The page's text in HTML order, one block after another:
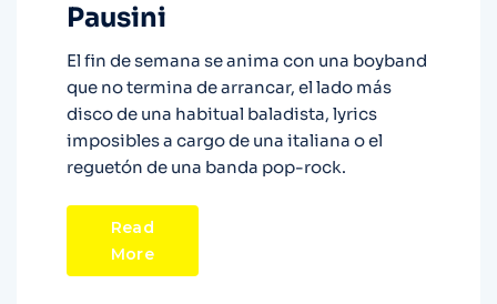
Pausini
El fin de semana se anima con una boyband
que no termina de arrancar, el lado más
disco de una habitual baladista, lyrics
imposibles a cargo de una italiana o el
reguetón de una banda pop-rock.
Read
More